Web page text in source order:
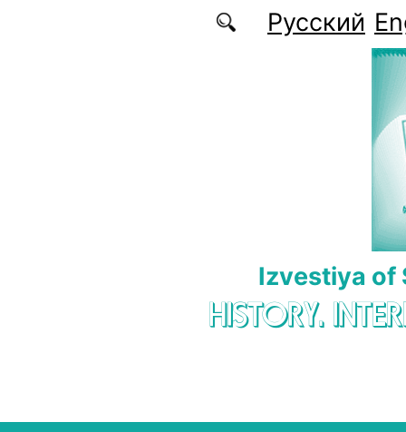
Русский
Izvestiya of
HISTORY.